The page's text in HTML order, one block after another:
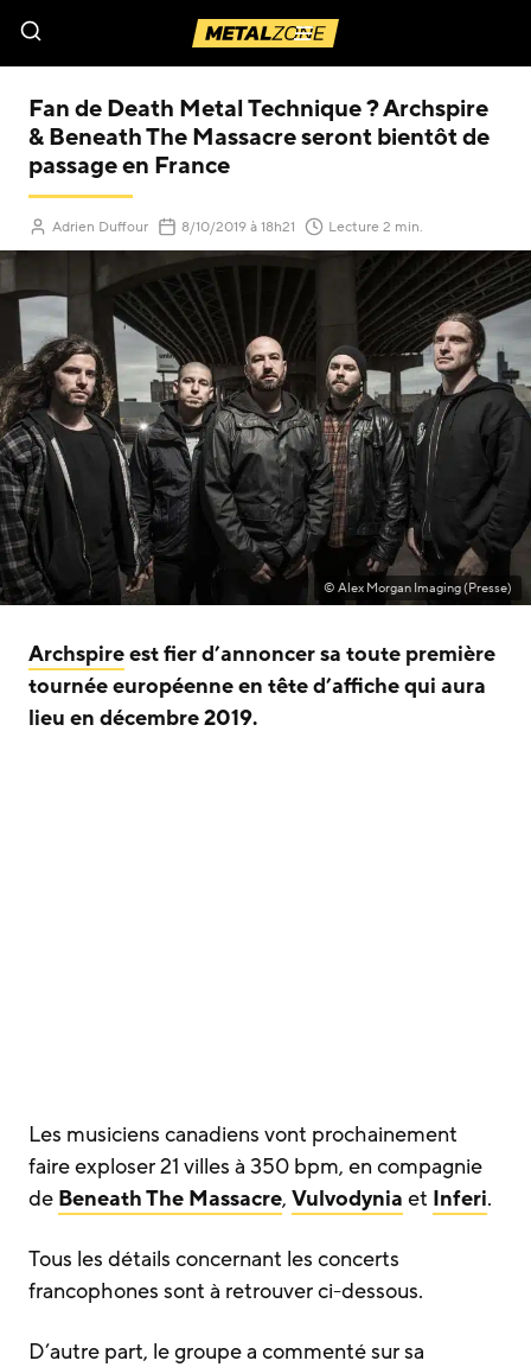
Menu
Fan de Death Metal Technique ? Archspire
& Beneath The Massacre seront bientôt de
passage en France
Adrien Duffour 8/10/2019(Mis à jour le )
à 18h21 Lecture 2 min.
© Alex Morgan Imaging (Presse)
Archspireest fier d’annoncer sa toute première
tournée européenne en tête d’affiche qui aura
lieu en décembre 2019.
Les musiciens canadiens vont prochainement
faire exploser 21 villes à 350 bpm, en compagnie
de Beneath The Massacre, Vulvodynia et Inferi.
Tous les détails concernant les concerts
francophones sont à retrouver ci-dessous.
D’autre part, le groupe a commenté sur sa